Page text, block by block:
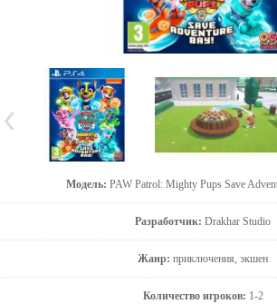
Модель: PAW Patrol: Mighty Pups Save
Разработчик: Drakhar Studio
Жанр: приключения, экшен
Количество игроков: 1-2